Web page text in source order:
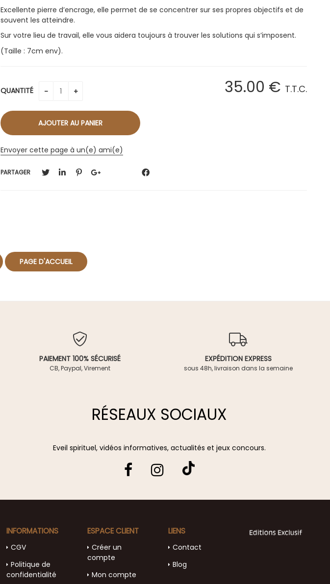
Excellente pierre d’encrage, elle permet de se concentrer sur ses propres objectifs et de
souvent les atteindre.
Sur votre lieu de travail, elle vous aidera toujours à trouver les solutions qui s’imposent.
(Taille : 7cm env).
35.00 € T.T.C.
QUANTITÉ
Envoyer cette page à un(e) ami(e)
PARTAGER
PAIEMENT 100% SÉCURISÉ
CB, Paypal, Virement
EXPÉDITION EXPRESS
sous 48h, livraison dans la semaine
RÉSEAUX SOCIAUX
Eveil spirituel, vidéos informatives, actualités et jeux concours.
INFORMATIONS
CGV
Politique de
confidentialité
LIENS
Contact
Blog
ESPACE CLIENT
Créer un
compte
Mon compte